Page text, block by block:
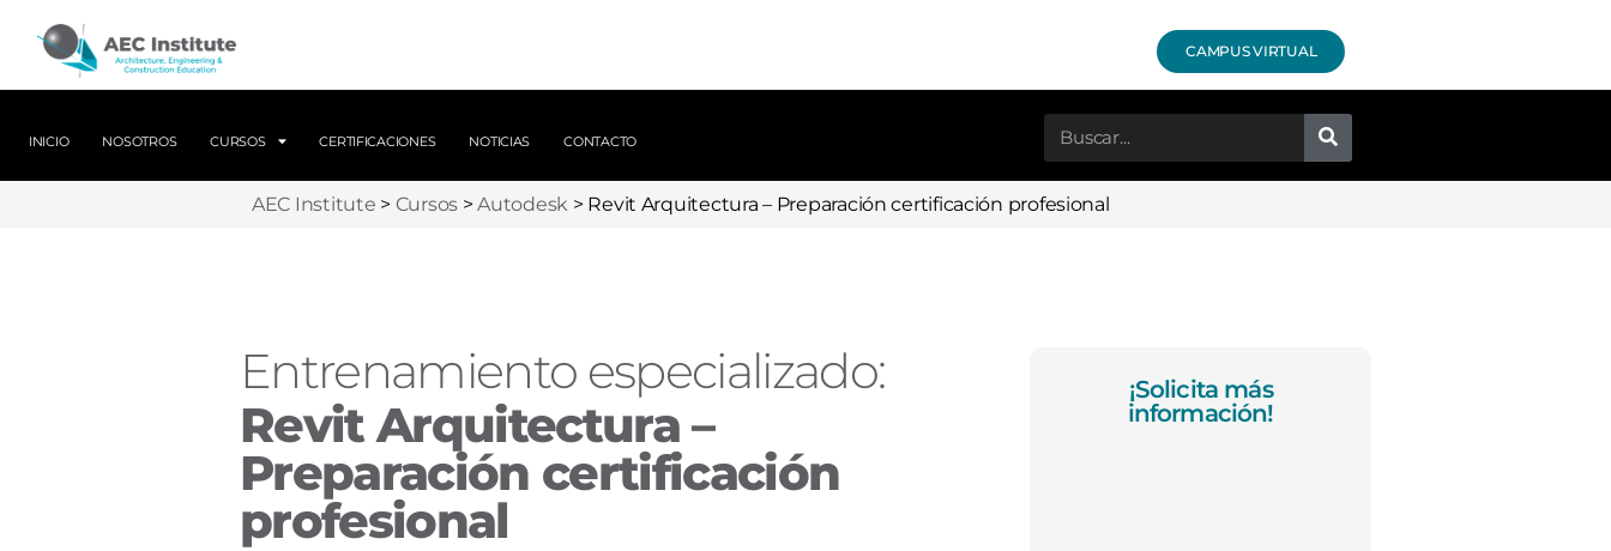
CAMPUS VIRTUAL
INICIO NOSOTROS CURSOS CERTIFICACIONES NOTICIAS CONTACTO
AEC Institute > Cursos >Autodesk > Revit Arquitectura – Preparación certificación profesional
Entrenamiento especializado:
Revit Arquitectura –
Preparación certificación
profesional
¡Solicita más
información!